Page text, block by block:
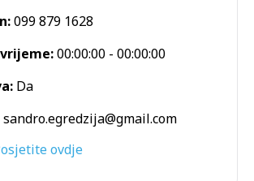
099 879 1628
00:00:00 - 00:00:00
Da
ovdje